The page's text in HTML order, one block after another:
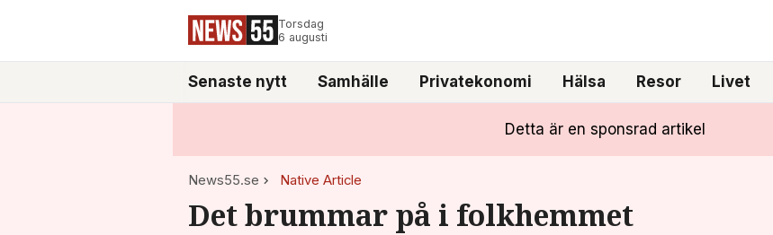
Torsdag
6 augusti
Senaste nytt Samhälle Privatekonomi Hälsa Resor Livet
Detta är en sponsrad artikel
News55.se Native Article
Det brummar på i folkhemmet